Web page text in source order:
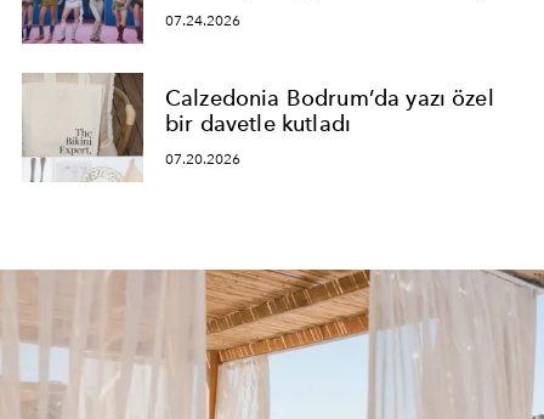
07.24.2026
Calzedonia Bodrum’da yazı özel
bir davetle kutladı
07.20.2026